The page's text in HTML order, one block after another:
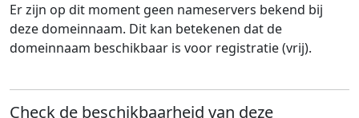
Er zijn op dit moment geen nameservers bekend bij
deze domeinnaam. Dit kan betekenen dat de
domeinnaam beschikbaar is voor registratie (vrij).
Check de beschikbaarheid van deze